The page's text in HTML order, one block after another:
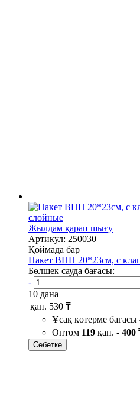
Жылдам қарап шығу
Артикул: 250030
Қоймада бар
Пакет ВПП 20*23см, с
Бөлшек сауда бағасы:
-
10 дана
қап. 530 ₸
Ұсақ көтерме бағасы
Оптом 119 қап. - 400
Себетке